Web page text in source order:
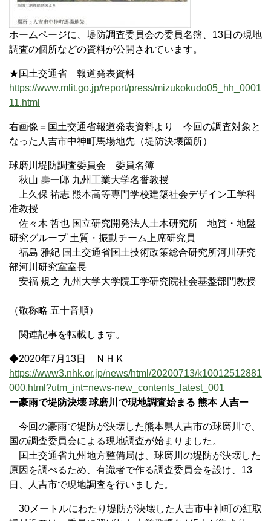
ホームページに、堤防調査委員会の委員名簿、13日の現地
調査の個所などの資料が公開されています。
★国土交通省 報道発表資料
https://www.mlit.go.jp/report/press/mizukokudo05_hh_0001
11.html
右画像＝国土交通省報道発表資料より 今回の調査対象と
なった人吉市中神町馬場地先（堤防決壊箇所）
球磨川堤防調査委員会 委員名簿
秋山 壽一郎 九州工業大学名誉教授
上久保 祐志 熊本高等専門学校建築社会デザイン工学科
准教授
佐々木 哲也 国立研究開発法人土木研究所 地質・地盤
研究グループ 土質・振動チーム上席研究員
福島 雅紀 国土交通省国土技術政策総合研究所河川研究
部河川研究室室長
安福 規之 九州大学大学院工学研究院社会基盤部門教授
（敬称略 五十音順）
関連記事を転載します。
◆2020年7月13日 ＮＨＫ
https://www3.nhk.or.jp/news/html/20200713/k10012512881
000.html?utm_int=news-new_contents_latest_001
ー豪雨で堤防決壊 球磨川で現地調査始まる 熊本 人吉ー
今回の豪雨で堤防が決壊した熊本県人吉市の球磨川で、
国の調査委員会による現地調査が始まりました。
国土交通省九州地方整備局は、球磨川の堤防が決壊した
原因を調べるため、有識者で作る調査委員会を設け、13
日、人吉市で現地調査を行いました。
30メートルにわたり堤防が決壊した人吉市中神町の紅取